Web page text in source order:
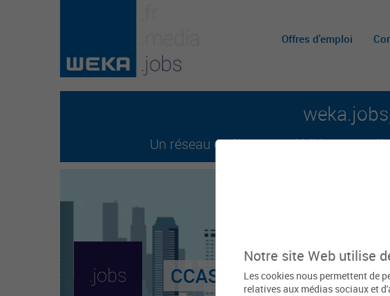
Notre site Web utilise
Les cookies nous permettent de
relatives aux médias sociaux et
Offres d'emploi
Un réseau entièrement dédié aux
CCAS de Poitiers